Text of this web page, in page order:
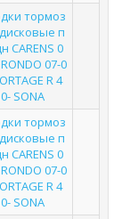
тормоз
п
CARENS 0
07-0
R 4
SONA
тормоз
п
CARENS 0
07-0
R 4
SONA